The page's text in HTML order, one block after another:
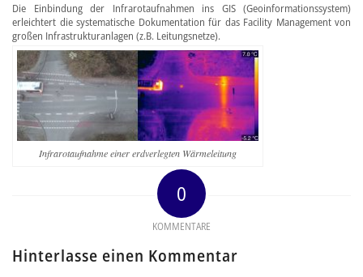
Die Einbindung der Infrarotaufnahmen ins GIS (Geoinformationssystem)
erleichtert die systematische Dokumentation für das Facility Management von
großen Infrastrukturanlagen (z.B. Leitungsnetze).
Infrarotaufnahme einer erdverlegten Wärmeleitung
0
KOMMENTARE
Hinterlasse einen Kommentar